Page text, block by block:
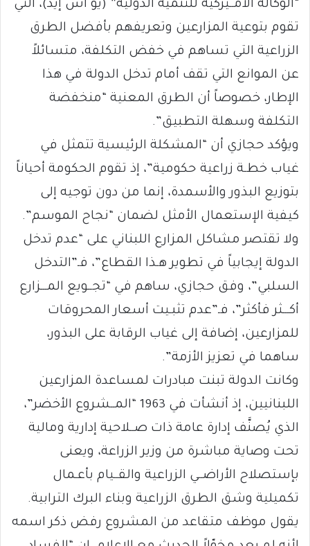
“الوكالة الأمــيركية للتنمية الدولية” (يو أس إيد)، التي
تقوم بتوعية المزارعين وتعريفهم بأفضل الطرق
الزراعية التي تساهم في خفض التكلفة، متسائلاً
عن الموانع التي تقف أمام تدخل الدولة في هذا
الإطار، خصوصاً أن الطرق المعنية “منخفضة
التكلفة وسهلة التطبيق”.
ويؤكد حجازي أن “المشكلة الرئيسية تتمثل في
غياب خطـة زراعية حكومية”، إذ تقوم الحكومة أحياناً
بتوزيع البذور والأسمدة، إنما من دون توجيه إلى
كيفية الإستعمال الأمثل لضمان “نجاح الموسم”.
ولا تقتصر مشاكل المزارع اللبناني على “عدم تدخل
الدولة إيجابياً في تطوير هـذا القطاع”، فـ”التدخل
السلبي”، وفق حجازي، ساهم في “تجــويع المـــزارع
أكـــثر فأكثر”، فـ”عدم تثبـيت أسعار المحروقات
للمزارعين، إضافة إلى غياب الرقابة على البذور،
ساهما في تعزيز الأزمة”.
وكانت الدولة تبنت مبادرات لمساعدة المزارعين
اللبنانيين، إذ أنشأت في 1963 “المــشروع الأخضر”،
الذي يُصنَّف إدارة عامة ذات صــلاحية إدارية ومالية
تحت وصاية مباشرة من وزير الزراعة، ويعنى
بإستصلاح الأراضــي الزراعية والقــيام بأعـمال
تكميلية وشق الطرق الزراعية وبناء البرك الترابية.
يقول موظف متقاعد من المشروع رفض ذكر اسمه